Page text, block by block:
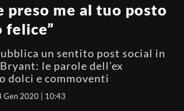
preso me al tuo posto
felice”
un sentito post social in
le parole dell’ex
dolci e commoventi
Gen 2020 | 10:43